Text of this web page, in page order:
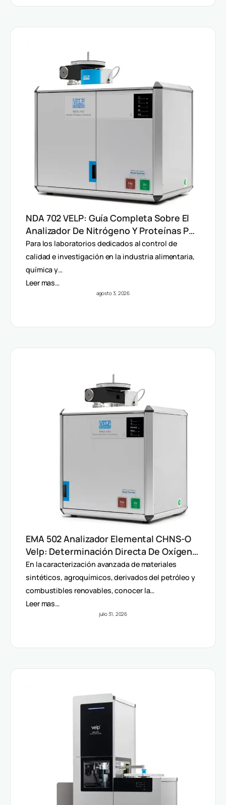
NDA 702 VELP: Guía Completa Sobre El
Analizador De Nitrógeno Y Proteínas Por
Método Dumas
Para los laboratorios dedicados al control de
calidad e investigación en la industria alimentaria,
química y…
Leer mas…
agosto 3, 2026
EMA 502 Analizador Elemental CHNS-O
Velp: Determinación Directa De Oxígeno
Y Análisis Multiparámetro
En la caracterización avanzada de materiales
sintéticos, agroquímicos, derivados del petróleo y
combustibles renovables, conocer la…
Leer mas…
julio 31, 2026